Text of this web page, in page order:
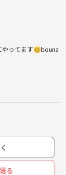
やってます😊bouna
グしてますが…
動してます。
む為に皆さんと共
目立ちますが基本
んですが笑
る